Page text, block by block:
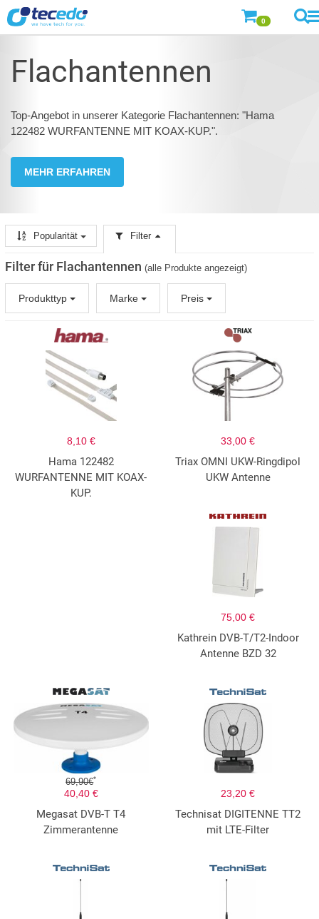
0
Flachantennen
Top-Angebot in unserer Kategorie Flachantennen: "Hama
122482 WURFANTENNE MIT KOAX-KUP.".
MEHR ERFAHREN
Popularität Filter
Filter für Flachantennen (alle Produkte angezeigt)
Produkttyp Marke Preis
8,10 €
Hama 122482
WURFANTENNE MIT KOAX-
KUP.
33,00 €
Triax OMNI UKW-Ringdipol
UKW Antenne
75,00 €
Kathrein DVB-T/T2-Indoor
Antenne BZD 32
69,90€*
40,40 €
Megasat DVB-T T4
Zimmerantenne
23,20 €
Technisat DIGITENNE TT2
mit LTE-Filter